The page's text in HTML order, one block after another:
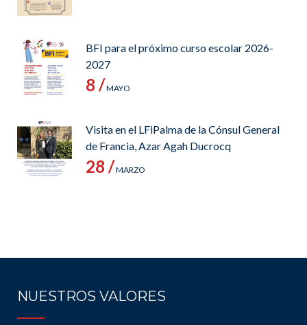
BFI para el próximo curso escolar 2026-
2027
8 /MAYO
Visita en el LFiPalma de la Cónsul General
de Francia, Azar Agah Ducrocq
28 /MARZO
NUESTROS VALORES